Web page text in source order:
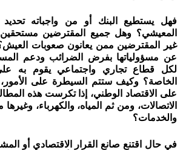
فهل يستطيع البنك أو من واجباته
المعيشي؟ وهل جميع المقترضين
غير المقترضين ممن يعانون صعوبات
عن مسؤولياتها بفرض الضرائب ودعم
لكل قطاع تجاري واجتماعي يقوم به
الخاصة؟ وكيف ستتم السيطرة على الأمور،
على الاقتصاد الوطني، إذا تكرست هذه
الاتصالات، ومن ثم المياه، والكهرباء،
والخدمات؟
في حال اقتنع صانع القرار الاقتصادي أو